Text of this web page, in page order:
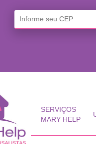
SERVIÇOS
MARY HELP